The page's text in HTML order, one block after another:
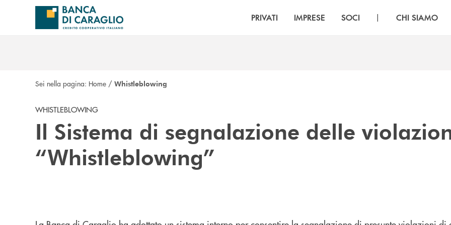
Salta al contenuto principale
PRIVATI IMPRESE SOCI | CHI SIAMO
Sei nella pagina: Home / Whistleblowing
WHISTLEBLOWING
Il Sistema di segnalazione delle
“Whistleblowing”